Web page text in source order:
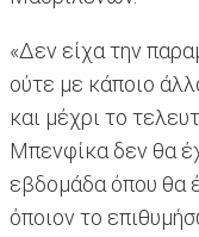
«Δεν είχα την
ούτε με κάποιο
και μέχρι το
Μπενφίκα δεν θα
εβδομάδα όπου θα
όποιον το